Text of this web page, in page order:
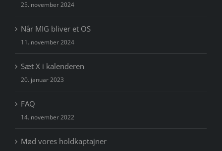
25. november 2024
Når MIG bliver et OS
11. november 2024
Sæt X i kalenderen
20. januar 2023
FAQ
14. november 2022
Mød vores holdkaptajner